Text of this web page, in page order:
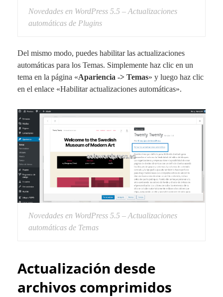
Novedades en WordPress 5.5 – Actualizaciones
automáticas de Plugins
Del mismo modo, puedes habilitar las actualizaciones
automáticas para los Temas. Simplemente haz clic en un
tema en la página «Apariencia -> Temas» y luego haz clic
en el enlace «Habilitar actualizaciones automáticas».
Novedades en WordPress 5.5 – Actualizaciones
automáticas de Temas
Actualización desde
archivos comprimidos